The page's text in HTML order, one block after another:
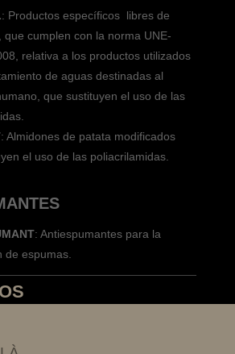
: Productos específicos libres de
que cumplen con la norma UNE-
relativa a los productos utilizados
de aguas destinadas al
que sustituyen el uso de las
: Almidones de patata modificados
el uso de las poliacrilamidas.
: Antiespumantes para la
de espumas.